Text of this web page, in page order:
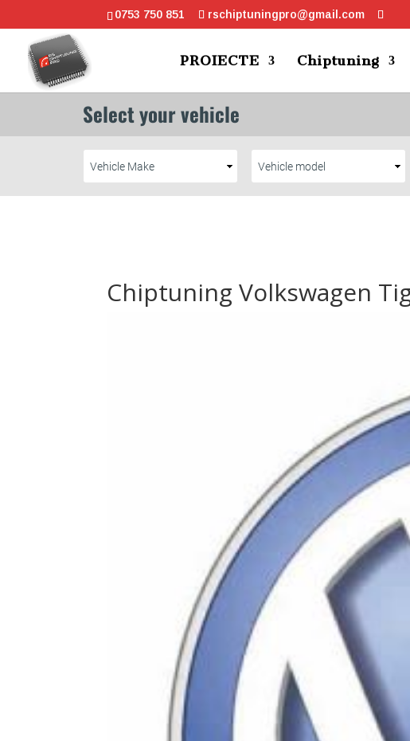
0753 750 851 rschiptuningpro@gmail.com
PROIECTE Chiptuning
Chiptuning Volkswagen